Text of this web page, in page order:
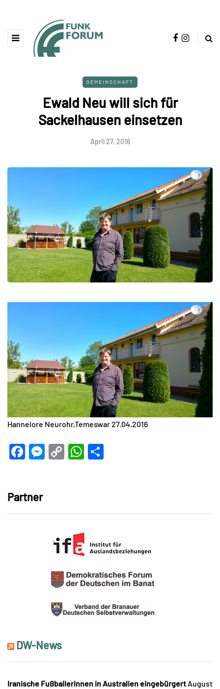
GEMEINSCHAFT
Ewald Neu will sich für
Sackelhausen einsetzen
April 27, 2016
Hannelore Neurohr,Temeswar 27.04.2016
Facebook
Messenger
CopyWhatsApp
Partner
DW-News
Iranische Fußballerinnen in Australien eingebürgert August